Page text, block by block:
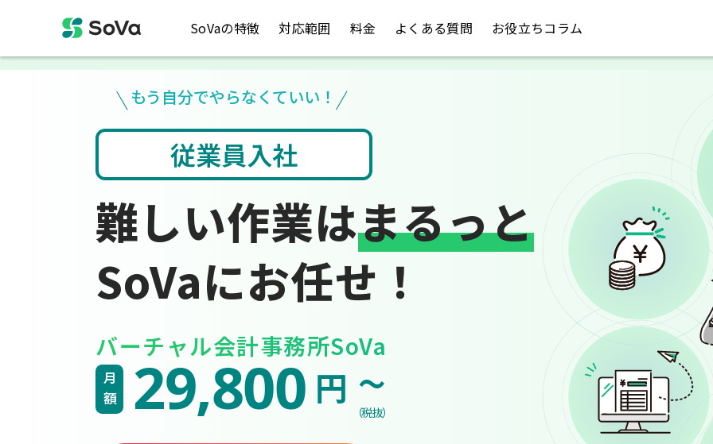
SoVaの特徴 対応範囲 料金 よくある質問 お役立ちコラム
もう自分でやらなくていい！
税金のお悩み 請求書や領収書
難しい作業はまるっと
SoVaにお任せ！
バーチャル会計事務所SoVa
月額 29,800 円 ~
（税抜）